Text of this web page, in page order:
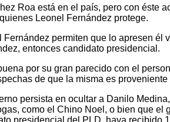
Roa está en el país, pero con éste
Leonel Fernández protege.
permiten que lo apresen
entonces candidato presidencial.
por su gran parecido con el
de que la misma es
persista en ocultar a Danilo
como el Chino Noel, o bien que el
presidencial del PLD, haya